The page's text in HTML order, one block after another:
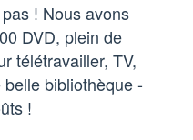
! Nous avons
DVD, plein de
télétravailler, TV,
bibliothèque -
!